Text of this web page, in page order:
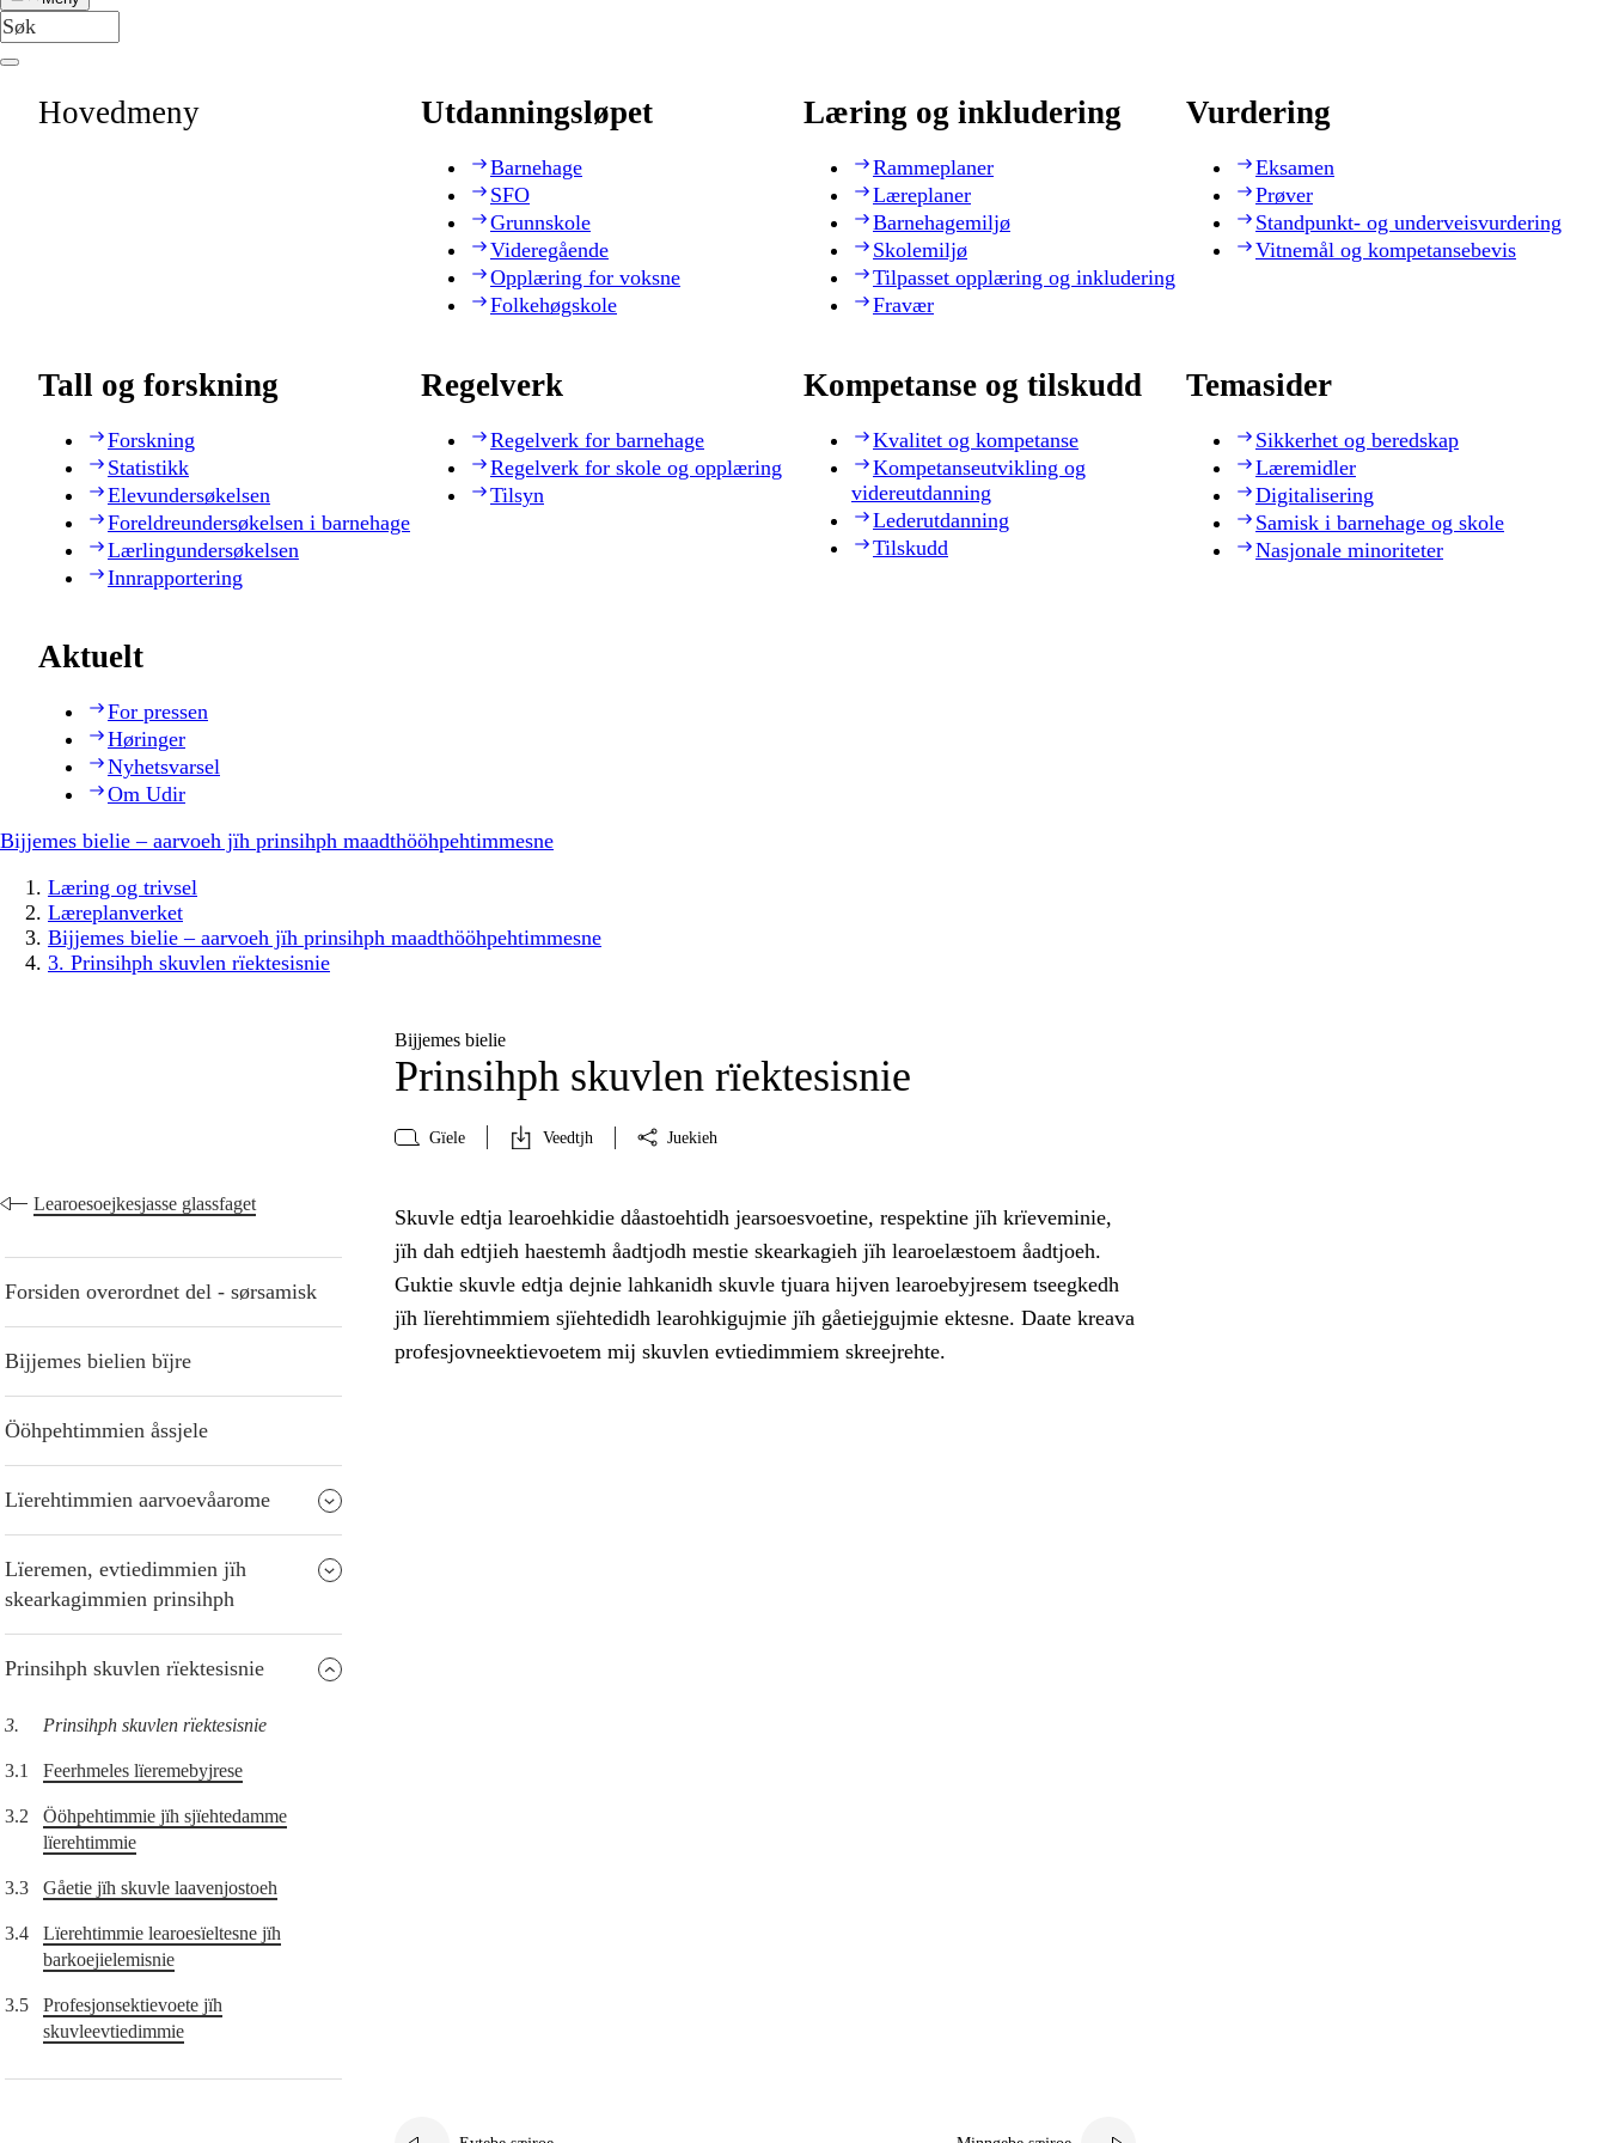
Hovedmeny Utdanningsløpet
Barnehage
SFO
Grunnskole
Videregående
Opplæring for voksne
Folkehøgskole
Læring og inkludering
Rammeplaner
Læreplaner
Barnehagemiljø
Skolemiljø
Tilpasset opplæring og inkludering
Fravær
Vurdering
Eksamen
Prøver
Standpunkt- og underveisvurdering
Vitnemål og kompetansebevis
Tall og forskning
Forskning
Statistikk
Elevundersøkelsen
Foreldreundersøkelsen i barnehage
Lærlingundersøkelsen
Innrapportering
Regelverk
Regelverk for barnehage
Regelverk for skole og opplæring
Tilsyn
Kompetanse og tilskudd
Kvalitet og kompetanse
Kompetanseutvikling og
videreutdanning
Lederutdanning
Tilskudd
Temasider
Sikkerhet og beredskap
Læremidler
Digitalisering
Samisk i barnehage og skole
Nasjonale minoriteter
Aktuelt
For pressen
Høringer
Nyhetsvarsel
Om Udir
Bijjemes bielie – aarvoeh jïh prinsihph maadthööhpehtimmesne
Læring og trivsel
Læreplanverket
Bijjemes bielie – aarvoeh jïh prinsihph maadthööhpehtimmesne
3. Prinsihph skuvlen rïektesisnie
Bijjemes bielie
Prinsihph skuvlen rïektesisnie
Gïele Veedtjh Juekieh
Learoesoejkesjasse glassfaget
Forsiden overordnet del - sørsamisk
Bijjemes bielien bïjre
Ööhpehtimmien åssjele
Lïerehtimmien aarvoevåarome
Lïeremen, evtiedimmien jïh
skearkagimmien prinsihph
Prinsihph skuvlen rïektesisnie
3. Prinsihph skuvlen rïektesisnie
3.1 Feerhmeles lïeremebyjrese
3.2
Ööhpehtimmie jïh sjïehtedamme
lïerehtimmie
3.3 Gåetie jïh skuvle laavenjostoeh
3.4
Lïerehtimmie learoesïeltesne jïh
barkoejielemisnie
3.5
Profesjonsektievoete jïh
skuvleevtiedimmie
Skuvle edtja learoehkidie dåastoehtidh jearsoesvoetine, respektine jïh krïeveminie,
jïh dah edtjieh haestemh åadtjodh mestie skearkagieh jïh learoelæstoem åadtjoeh.
Guktie skuvle edtja dejnie lahkanidh skuvle tjuara hijven learoebyjresem tseegkedh
jïh lïerehtimmiem sjïehtedidh learohkigujmie jïh gåetiejgujmie ektesne. Daate kreava
profesjovneektievoetem mij skuvlen evtiedimmiem skreejrehte.